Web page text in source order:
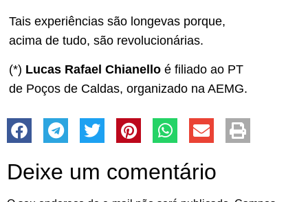
Tais experiências são longevas porque,
acima de tudo, são revolucionárias.
(*) Lucas Rafael Chianello é filiado ao PT
de Poços de Caldas, organizado na AEMG.
Deixe um comentário